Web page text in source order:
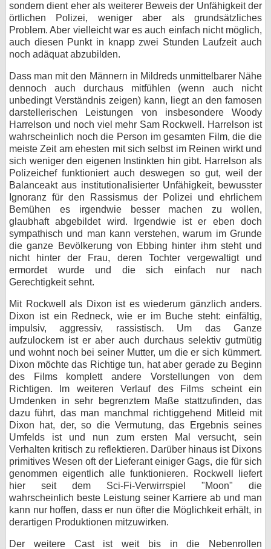
sondern dient eher als weiterer Beweis der Unfähigkeit der
örtlichen Polizei, weniger aber als grundsätzliches
Problem. Aber vielleicht war es auch einfach nicht möglich,
auch diesen Punkt in knapp zwei Stunden Laufzeit auch
noch adäquat abzubilden.
Dass man mit den Männern in Mildreds unmittelbarer Nähe
dennoch auch durchaus mitfühlen (wenn auch nicht
unbedingt Verständnis zeigen) kann, liegt an den famosen
darstellerischen Leistungen von insbesondere Woody
Harrelson und noch viel mehr Sam Rockwell. Harrelson ist
wahrscheinlich noch die Person im gesamten Film, die die
meiste Zeit am ehesten mit sich selbst im Reinen wirkt und
sich weniger den eigenen Instinkten hin gibt. Harrelson als
Polizeichef funktioniert auch deswegen so gut, weil der
Balanceakt aus institutionalisierter Unfähigkeit, bewusster
Ignoranz für den Rassismus der Polizei und ehrlichem
Bemühen es irgendwie besser machen zu wollen,
glaubhaft abgebildet wird. Irgendwie ist er eben doch
sympathisch und man kann verstehen, warum im Grunde
die ganze Bevölkerung von Ebbing hinter ihm steht und
nicht hinter der Frau, deren Tochter vergewaltigt und
ermordet wurde und die sich einfach nur nach
Gerechtigkeit sehnt.
Mit Rockwell als Dixon ist es wiederum gänzlich anders.
Dixon ist ein Redneck, wie er im Buche steht: einfältig,
impulsiv, aggressiv, rassistisch. Um das Ganze
aufzulockern ist er aber auch durchaus selektiv gutmütig
und wohnt noch bei seiner Mutter, um die er sich kümmert.
Dixon möchte das Richtige tun, hat aber gerade zu Beginn
des Films komplett andere Vorstellungen von dem
Richtigen. Im weiteren Verlauf des Films scheint ein
Umdenken in sehr begrenztem Maße stattzufinden, das
dazu führt, das man manchmal richtiggehend Mitleid mit
Dixon hat, der, so die Vermutung, das Ergebnis seines
Umfelds ist und nun zum ersten Mal versucht, sein
Verhalten kritisch zu reflektieren. Darüber hinaus ist Dixons
primitives Wesen oft der Lieferant einiger Gags, die für sich
genommen eigentlich alle funktionieren. Rockwell liefert
hier seit dem Sci-Fi-Verwirrspiel "Moon" die
wahrscheinlich beste Leistung seiner Karriere ab und man
kann nur hoffen, dass er nun öfter die Möglichkeit erhält, in
derartigen Produktionen mitzuwirken.
Der weitere Cast ist weit bis in die Nebenrollen